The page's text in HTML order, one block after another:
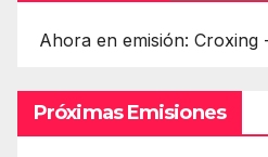
Ahora en emisión: Croxing
Próximas Emisiones